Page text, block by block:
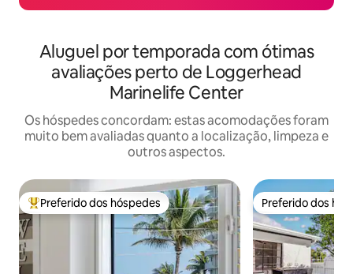
Aluguel por temporada com ótimas
avaliações perto de Loggerhead
Marinelife Center
Os hóspedes concordam: estas acomodações foram
muito bem avaliadas quanto a localização, limpeza e
outros aspectos.
Entre os melhores preferidos dos hóspedes
Preferido dos hóspedes Preferido dos
Preferido dos